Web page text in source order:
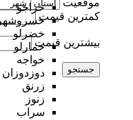
خراجو
خسروشهر
خضرلو
خمارلو
خواجه
دوزدوزان
زرنق
زنوز
سراب
کمترین قیمت
بیشترین قیمت
جستجو